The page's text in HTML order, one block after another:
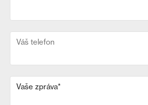
Váš telefon
Vaše zpráva*